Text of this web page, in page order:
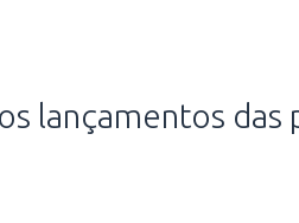
lançamentos das